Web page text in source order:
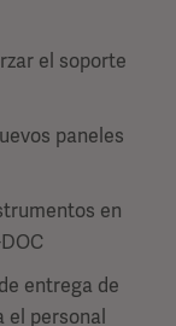
el soporte
paneles
en
entrega de
el personal